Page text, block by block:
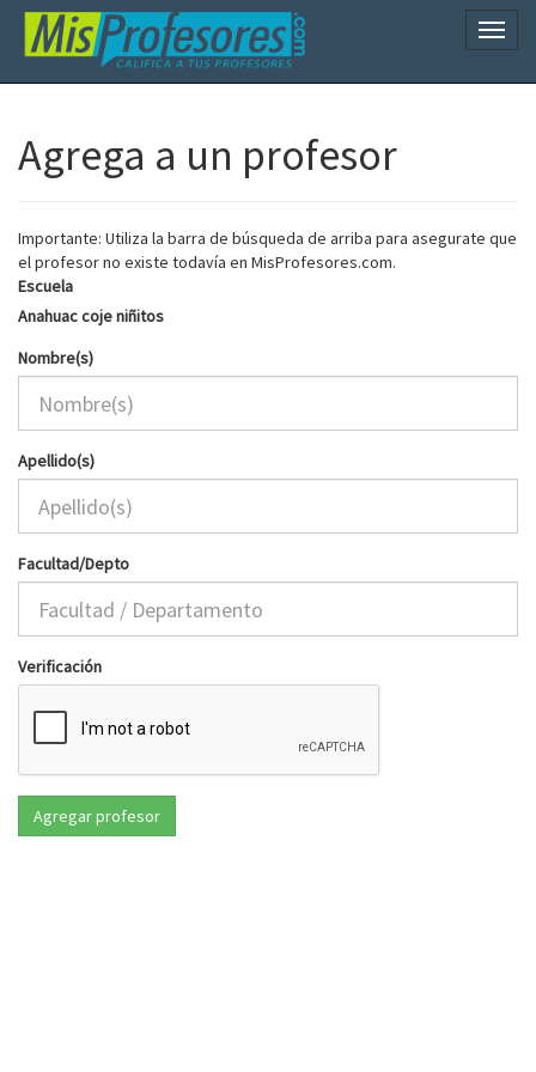
Agrega a un profesor
Importante: Utiliza la barra de búsqueda de arriba para asegurate que
el profesor no existe todavía en MisProfesores.com.
Escuela
Anahuac coje niñitos
Nombre(s)
Apellido(s)
Facultad/Depto
Verificación